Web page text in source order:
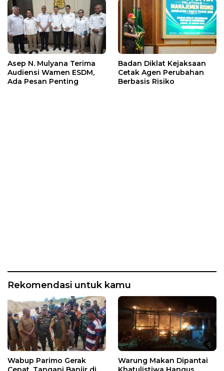
Asep N. Mulyana Terima
Audiensi Wamen ESDM,
Ada Pesan Penting
Badan Diklat Kejaksaan
Cetak Agen Perubahan
Berbasis Risiko
Rekomendasi untuk kamu
Wabup Parimo Gerak
Warung Makan Dipantai